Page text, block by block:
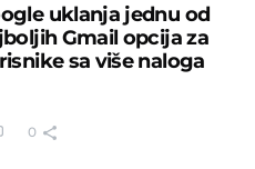
uklanja jednu od
Gmail opcija za
sa više naloga
0